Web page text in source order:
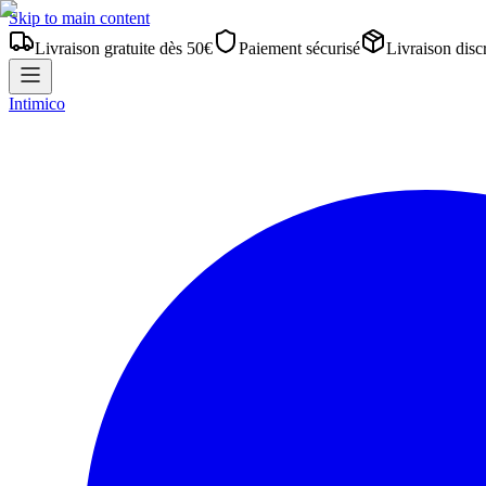
Skip to main content
Livraison gratuite dès 50€
Paiement sécurisé Livraison
Intimico